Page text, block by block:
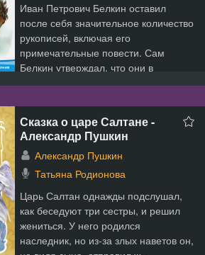
Иван Петрович Белкин оставил
после себя значительное количество
рукописей, включая его
примечательные повести. Сам
Белкин утверждал, что они в
основно...
Сказка о царе Салтане -
Александр Пушкин
Александр Пушкин
Татьяна Родионова
Царь Салтан однажды подслушал,
как беседуют три сестры, и решил
жениться. У него родился
наследник, но из-за злых наветов он,